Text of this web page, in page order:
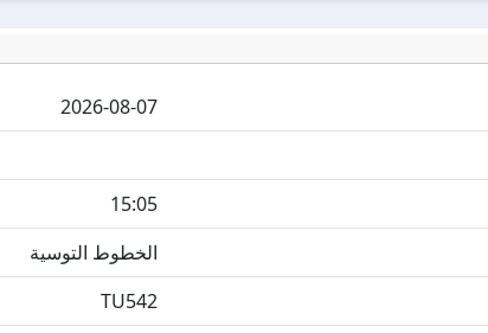
2026-08-07
15:05
الخطوط التوسية
TU542